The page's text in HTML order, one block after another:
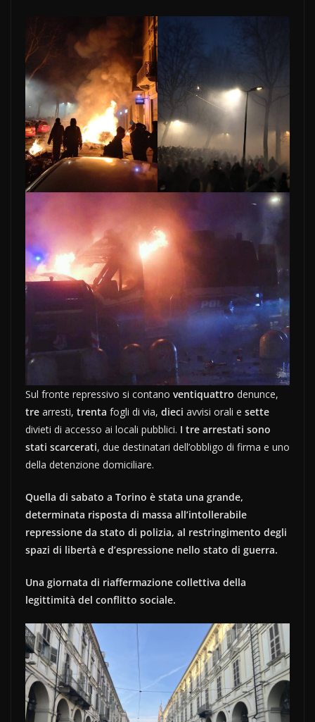
Sul fronte repressivo si contano ventiquattro denunce,
tre arresti, trenta fogli di via, dieci avvisi orali e sette
divieti di accesso ai locali pubblici. I tre arrestati sono
stati scarcerati, due destinatari dell’obbligo di firma e uno
della detenzione domiciliare.
Quella di sabato a Torino è stata una grande,
determinata risposta di massa all’intollerabile
repressione da stato di polizia, al restringimento degli
spazi di libertà e d’espressione nello stato di guerra.
Una giornata di riaffermazione collettiva della
legittimità del conflitto sociale.